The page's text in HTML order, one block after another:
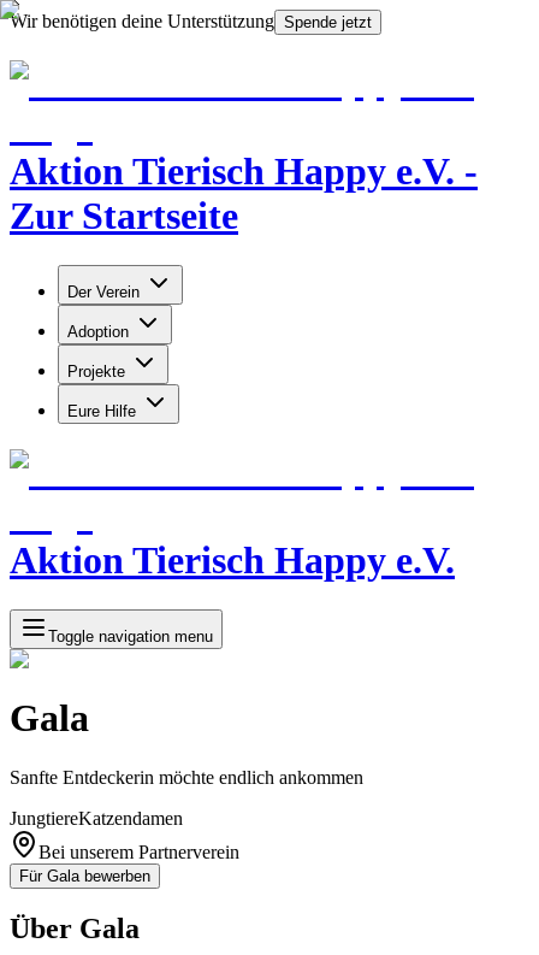
Wir benötigen deine Unterstützung Spende jetzt
Aktion Tierisch Happy e.V. -
Zur Startseite
Der Verein
Adoption
Projekte
Eure Hilfe
Aktion Tierisch Happy e.V.
Toggle navigation menu
Gala
Sanfte Entdeckerin möchte endlich ankommen
JungtiereKatzendamen
Bei unserem Partnerverein
Für Gala bewerben
Über Gala